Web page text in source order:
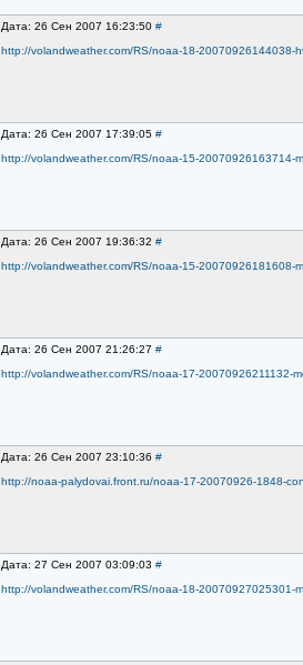
Дата: 26 Сен 2007 16:23:50 #
http://volandweather.com/RS/noaa-18-20070926144038-
Дата: 26 Сен 2007 17:39:05 #
http://volandweather.com/RS/noaa-15-20070926163714-
Дата: 26 Сен 2007 19:36:32 #
http://volandweather.com/RS/noaa-15-20070926181608-
Дата: 26 Сен 2007 21:26:27 #
http://volandweather.com/RS/noaa-17-20070926211132-
Дата: 26 Сен 2007 23:10:36 #
http://noaa-palydovai.front.ru/noaa-17-20070926-1848-
Дата: 27 Сен 2007 03:09:03 #
http://volandweather.com/RS/noaa-18-20070927025301-